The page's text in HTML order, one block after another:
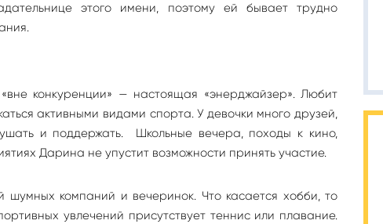
этого имени, поэтому ей бывает трудно
конкуренции» — настоящая «энерджайзер». Любит
активными видами спорта. У девочки много друзей,
и поддержать. Школьные вечера, походы к кино,
Дарина не упустит возможности принять участие.
компаний и вечеринок. Что касается хобби, то
увлечений присутствует теннис или плавание.